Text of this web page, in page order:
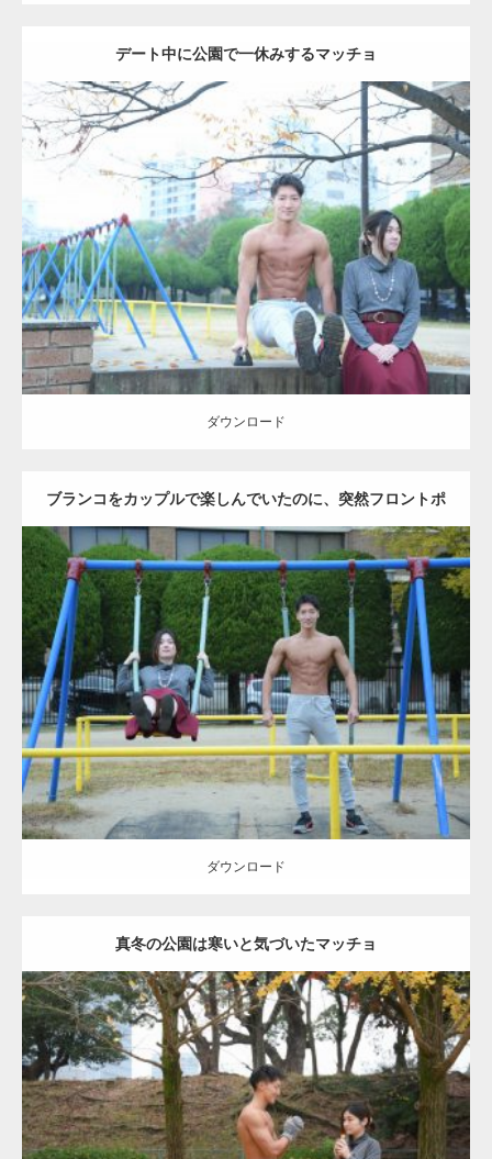
デート中に公園で一休みするマッチョ
Update:2021.07.6
Category:公園のマッチョ その他 AKIHITO(細マッチョ) 腹筋
ダウンロード
ダウンロード
ブランコをカップルで楽しんでいたのに、突然フロントポ
ーズをするマッチョ
Update: 2021.07.6
Category:公園のマッチョ その他 AKIHITO(細マッチョ) 腹筋 大胸筋
ダウンロード
ダウンロード
真冬の公園は寒いと気づいたマッチョ
Update: 2021.07.8
Category:公園のマッチョ その他 AKIHITO(細マッチョ) 上腕三頭筋
肩